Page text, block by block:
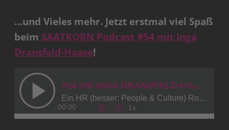
…und Vieles mehr. Jetzt erstmal viel Spaß
beim SAATKORN Podcast #54 mit Inga
Dransfeld-Haase!